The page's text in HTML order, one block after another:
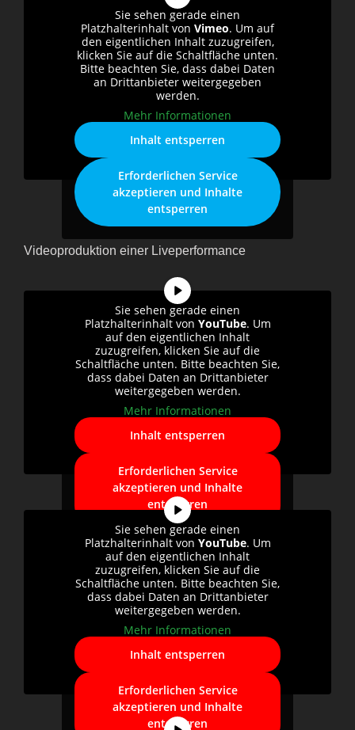
entsperren
Sie sehen gerade einen
Platzhalterinhalt von Vimeo. Um auf
den eigentlichen Inhalt zuzugreifen,
klicken Sie auf die Schaltfläche unten.
Bitte beachten Sie, dass dabei Daten
an Drittanbieter weitergegeben
werden.
Mehr Informationen
Inhalt entsperren
Erforderlichen Service
akzeptieren und Inhalte
entsperren
Videoproduktion einer Liveperformance
Sie sehen gerade einen
Platzhalterinhalt von YouTube. Um
auf den eigentlichen Inhalt
zuzugreifen, klicken Sie auf die
Schaltfläche unten. Bitte beachten Sie,
dass dabei Daten an Drittanbieter
weitergegeben werden.
Mehr Informationen
Inhalt entsperren
Erforderlichen Service
akzeptieren und Inhalte
entsperren
Sie sehen gerade einen
Platzhalterinhalt von YouTube. Um
auf den eigentlichen Inhalt
zuzugreifen, klicken Sie auf die
Schaltfläche unten. Bitte beachten Sie,
dass dabei Daten an Drittanbieter
weitergegeben werden.
Mehr Informationen
Inhalt entsperren
Erforderlichen Service
akzeptieren und Inhalte
entsperren